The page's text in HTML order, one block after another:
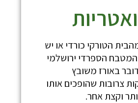
הטורקי כורדי או יש
הספרדי ירושלמי
באורז משובץ
צרובות שהופכים אותו
וקצת אחר.